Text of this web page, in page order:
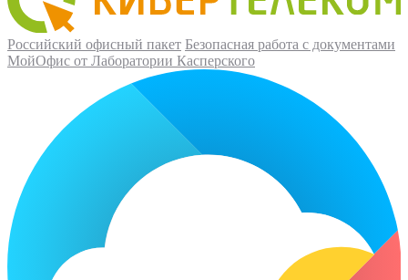
Российский офисный пакет Безопасная работа с документами
МойОфис от Лаборатории Касперского